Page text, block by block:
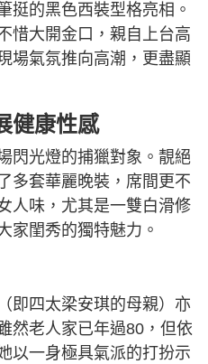
挺的黑色西裝型格亮相。
惜大開金口，親自上台高
場氣氛推向高潮，更盡顯
健康性感
閃光燈的捕獵對象。靚絕
多套華麗晚裝，席間更不
人味，尤其是一雙白滑修
家閨秀的獨特魅力。
即四太梁安琪的母親）亦
然老人家已年過80，但依
以一身極具氣派的打扮示